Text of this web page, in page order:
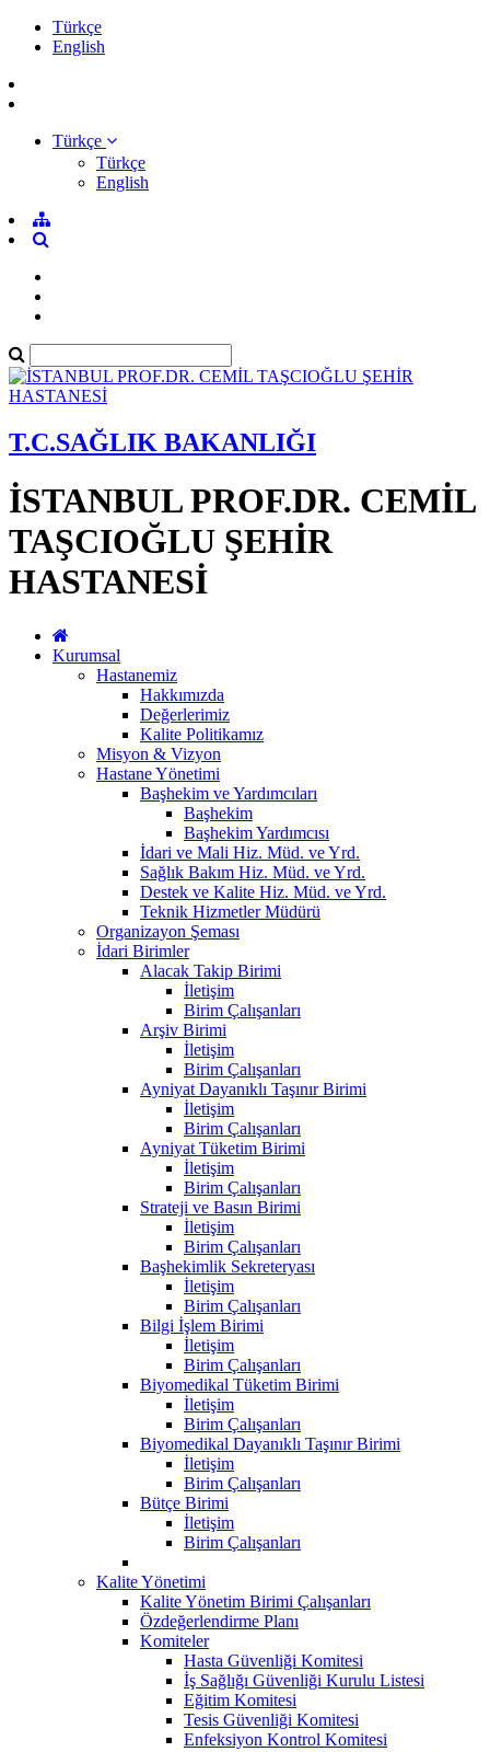
Türkçe
English
Türkçe
Türkçe
English
T.C.SAĞLIK BAKANLIĞI
İSTANBUL PROF.DR. CEMİL
TAŞCIOĞLU ŞEHİR
HASTANESİ
Kurumsal
Hastanemiz
Hakkımızda
Değerlerimiz
Kalite Politikamız
Misyon & Vizyon
Hastane Yönetimi
Başhekim ve Yardımcıları
Başhekim
Başhekim Yardımcısı
İdari ve Mali Hiz. Müd. ve Yrd.
Sağlık Bakım Hiz. Müd. ve Yrd.
Destek ve Kalite Hiz. Müd. ve Yrd.
Teknik Hizmetler Müdürü
Organizayon Şeması
İdari Birimler
Alacak Takip Birimi
İletişim
Birim Çalışanları
Arşiv Birimi
İletişim
Birim Çalışanları
Ayniyat Dayanıklı Taşınır Birimi
İletişim
Birim Çalışanları
Ayniyat Tüketim Birimi
İletişim
Birim Çalışanları
Strateji ve Basın Birimi
İletişim
Birim Çalışanları
Başhekimlik Sekreteryası
İletişim
Birim Çalışanları
Bilgi İşlem Birimi
İletişim
Birim Çalışanları
Biyomedikal Tüketim Birimi
İletişim
Birim Çalışanları
Biyomedikal Dayanıklı Taşınır Birimi
İletişim
Birim Çalışanları
Bütçe Birimi
İletişim
Birim Çalışanları
Kalite Yönetimi
Kalite Yönetim Birimi Çalışanları
Özdeğerlendirme Planı
Komiteler
Hasta Güvenliği Komitesi
İş Sağlığı Güvenliği Kurulu Listesi
Eğitim Komitesi
Tesis Güvenliği Komitesi
Enfeksiyon Kontrol Komitesi